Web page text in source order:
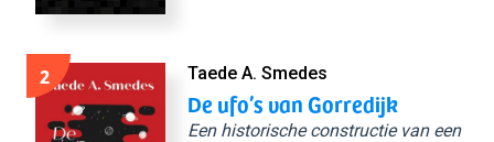
2 Taede A. Smedes
De ufo’s van Gorredijk
Een historische constructie van een